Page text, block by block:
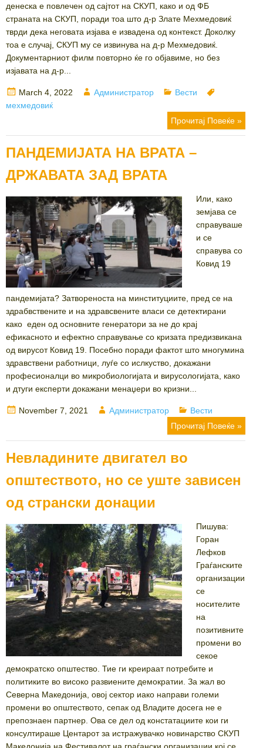
денеска е повлечен од сајтот на СКУП, како и од ФБ
страната на СКУП, поради тоа што д-р Злате Мехмедовиќ
тврди дека неговата изјава е извадена од контекст. Доколку
тоа е случај, СКУП му се извинува на д-р Мехмедовиќ.
Документарниот филм повторно ќе го објавиме, но без
изјавата на д-р...
Posted
on
March 4, 2022 Author
Администратор Categories
Вести
мехмедовиќ
Прочитај Повеќе »
ПАНДЕМИЈАТА НА ВРАТА –
ДРЖАВАТА ЗАД ВРАТА
Или, како
земјава се
справуваше
и се
справува со
Ковид 19
пандемијата? Затвореноста на минституциите, пред се на
здрабвствените и на здравсвените власи се детектирани
како еден од основните генератори за не до крај
ефикасното и ефектно справување со кризата предизвикана
од вирусот Ковид 19. Посебно поради фактот што многумина
здравствени работници, луѓе со ислкуство, докажани
професионалци во микробиологијата и вирусологијата, како
и дтуги експерти докажани менаџери во кризни...
Posted
November 7, 2021 Author
Администратор Categories
Вести
Прочитај Повеќе »
Невладините двигател во
општеството, но се уште зависен
од странски донации
Пишува:
Горан
Лефков
Граѓанските
организации
се
носителите
на
позитивните
промени во
секое
демократско општество. Тие ги креираат потребите и
политиките во високо развиените демократии. За жал во
Северна Македонија, овој сектор иако направи големи
промени во општеството, сепак од Владите досега не е
препознаен партнер. Ова се дел од констатациите кои ги
консултираше Центарот за истражувачко новинарство СКУП
Македонија на Фестивалот на граѓански организации кој се